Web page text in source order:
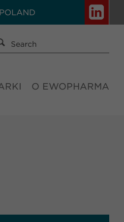
POLAND
O EWOPHARMA